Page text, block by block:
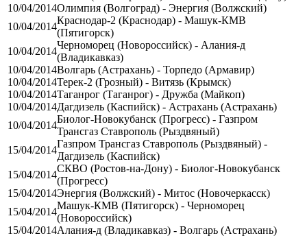
10/04/2014Олимпия (Волгоград) - Энергия (Волжский)
10/04/2014
Краснодар-2 (Краснодар) - Машук-КМВ
(Пятигорск)
10/04/2014
Черноморец (Новороссийск) - Алания-д
(Владикавказ)
10/04/2014Волгарь (Астрахань) - Торпедо (Армавир)
10/04/2014Терек-2 (Грозный) - Витязь (Крымск)
10/04/2014Таганрог (Таганрог) - Дружба (Майкоп)
10/04/2014Дагдизель (Каспийск) - Астрахань (Астрахань)
10/04/2014
Биолог-Новокубанск (Прогресс) - Газпром
Трансгаз Ставрополь (Рыздвяный)
15/04/2014
Газпром Трансгаз Ставрополь (Рыздвяный) -
Дагдизель (Каспийск)
15/04/2014
СКВО (Ростов-на-Дону) - Биолог-Новокубанск
(Прогресс)
15/04/2014Энергия (Волжский) - Митос (Новочеркасск)
15/04/2014
Машук-КМВ (Пятигорск) - Черноморец
(Новороссийск)
15/04/2014Алания-д (Владикавказ) - Волгарь (Астрахань)